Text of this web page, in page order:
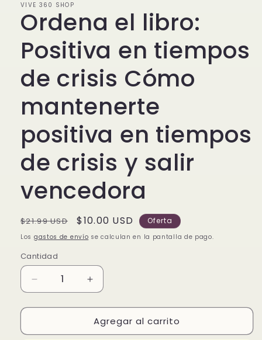
VIVE 360 SHOP
Ordena el libro:
Positiva en tiempos
de crisis Cómo
mantenerte
positiva en tiempos
de crisis y salir
vencedora
Precio
habitual
$21.99 USD
Precio
de
$10.00 USD Oferta
Los gastos de envío se calculan en la pantalla de pago.
Cantidad
Reducir
cantidad
para
el
Aumentar
cantidad
para
Ordena
el
Agregar al carrito